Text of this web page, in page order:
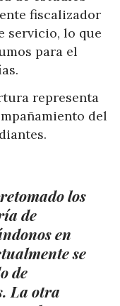
fiscalizador
servicio, lo que
para el
representa
del
los
de
en
se
de
La otra